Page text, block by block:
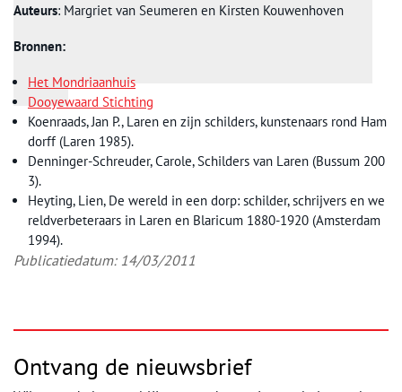
Auteurs: Margriet van Seumeren en Kirsten Kouwenhoven
Bronnen:
Het Mondriaanhuis
Dooyewaard Stichting
Koenraads, Jan P., Laren en zijn schilders, kunstenaars rond Ham
dorff (Laren 1985).
Denninger-Schreuder, Carole, Schilders van Laren (Bussum 200
3).
Heyting, Lien, De wereld in een dorp: schilder, schrijvers en we
reldverbeteraars in Laren en Blaricum 1880-1920 (Amsterdam
1994).
Publicatiedatum: 14/03/2011
Ontvang de nieuwsbrief